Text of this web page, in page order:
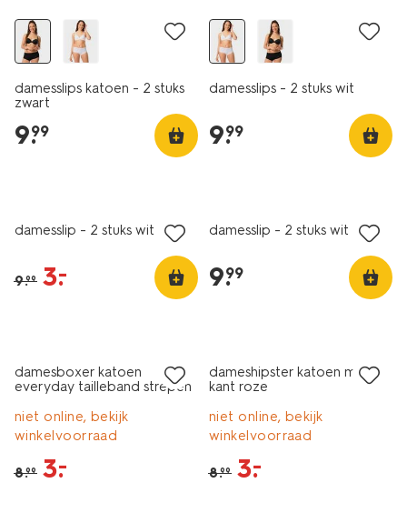
damesslips katoen - 2 stuks
zwart
9.
99
damesslips - 2 stuks wit
9.
99
damesslip - 2 stuks wit
9.99 3.
–
damesslip - 2 stuks wit
9.
99
damesboxer katoen
everyday tailleband strepen
niet online, bekijk
winkelvoorraad
8.99 3.
–
dameshipster katoen met
kant roze
niet online, bekijk
winkelvoorraad
8.99 3.
–